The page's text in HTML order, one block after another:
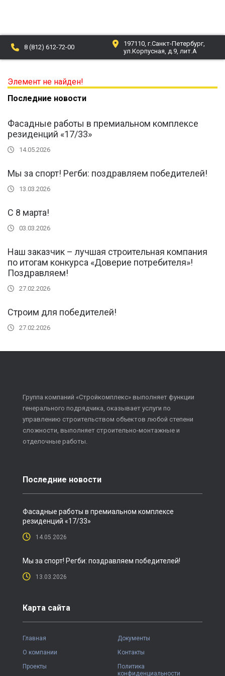
О компании
Новости
Отзывы
Контакты
Документы
8 (812) 612-72-00
197110, г.Санкт-Петербург,
ул.Корпусная, д.9, лит.А
Элемент не найден!
Последние новости
Фасадные работы в премиальном комплексе
резиденций «17/33»
14.05.2026
Мы за спорт! Регби: поздравляем победителей!
13.03.2026
С 8 марта!
03.03.2026
Наш заказчик – лучшая строительная компания
по итогам конкурса «Доверие потребителя»!
Поздравляем!
27.02.2026
Строим для победителей!
27.02.2026
Группа компаний «Стройкомплекс» выполняет функции
генерального подрядчика, оказывает услуги по
управлению строительством объектов любой степени
сложности, выполняет строительно-монтажные и
отделочные работы.
Последние новости
Фасадные работы в премиальном комплексе
резиденций «17/33»
14.05.2026
Мы за спорт! Регби: поздравляем победителей!
13.03.2026
Карта сайта
Главная
О компании
Проекты
Документы
Контакты
Политика
конфиденциальности